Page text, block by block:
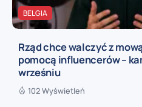
BELGIA
Rząd chce walczyć z
pomocą influencerów –
wrześniu
102 Wyświetleń